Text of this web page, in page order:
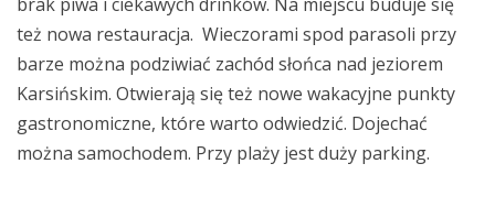
też nowa restauracja. Wieczorami spod parasoli przy
barze można podziwiać zachód słońca nad jeziorem
Karsińskim. Otwierają się też nowe wakacyjne punkty
gastronomiczne, które warto odwiedzić. Dojechać
można samochodem. Przy plaży jest duży parking.